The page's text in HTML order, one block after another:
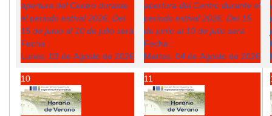
apertura del Centro durante
el periodo estival 2026: Del
15 de junio al 10 de julio será
Fecha :
Lunes, 03 de Agosto de 2026
apertura del Centro durante el
periodo estival 2026: Del 15
de junio al 10 de julio será
Fecha :
Martes, 04 de Agosto de 2026
10 11